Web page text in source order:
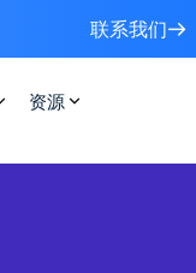
联系我们
资源